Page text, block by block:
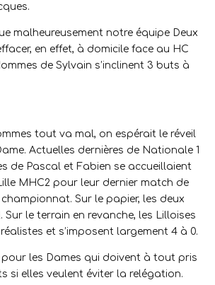
malheureusement notre équipe Deux
en effet, à domicile face au HC
de Sylvain s’inclinent 3 buts à
tout va mal, on espérait le réveil
Actuelles dernières de Nationale 1
de Pascal et Fabien se accueillaient
MHC2 pour leur dernier match de
Sur le papier, les deux
Sur le terrain en revanche, les Lilloises
et s’imposent largement 4 à 0.
pour les Dames qui doivent à tout pris
si elles veulent éviter la relégation.